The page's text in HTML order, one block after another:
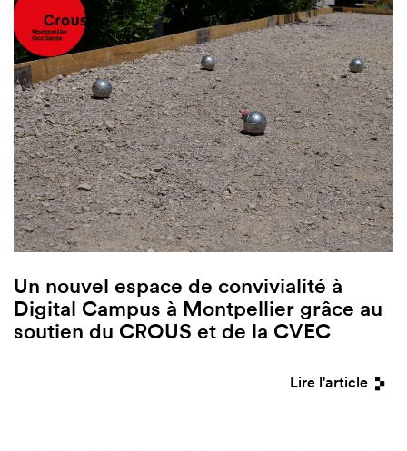
Un nouvel espace de convivialité à
Digital Campus à Montpellier grâce au
soutien du CROUS et de la CVEC
Lire l'article